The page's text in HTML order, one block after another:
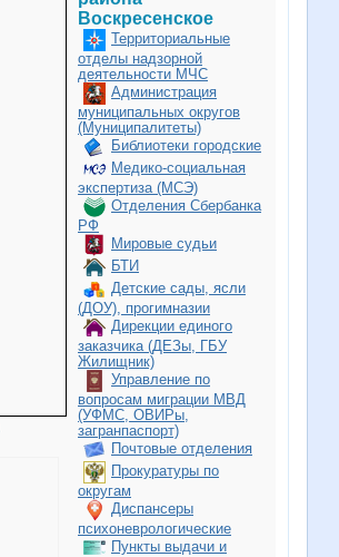
Воскресенское
Территориальные
отделы надзорной
деятельности МЧС
Администрация
муниципальных округов
(Муниципалитеты)
Библиотеки городские
Медико-социальная
экспертиза (МСЭ)
Отделения Сбербанка
РФ
Мировые судьи
БТИ
Детские сады, ясли
(ДОУ), прогимназии
Дирекции единого
заказчика (ДЕЗы, ГБУ
Жилищник)
Управление по
вопросам миграции МВД
(УФМС, ОВИРы,
загранпаспорт)
Почтовые отделения
Прокуратуры по
округам
Диспансеры
психоневрологические
Пункты выдачи и